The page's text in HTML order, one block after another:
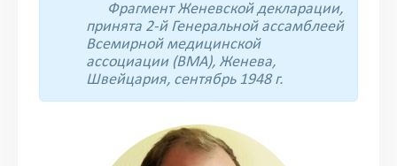
Фрагмент Женевской декларации,
принята 2-й Генеральной ассамблеей
Всемирной медицинской
ассоциации (ВМА), Женева,
Швейцария, сентябрь 1948 г.